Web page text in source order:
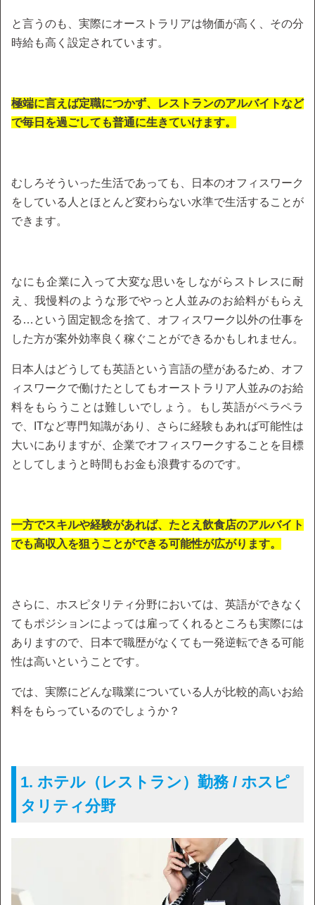
と言うのも、実際にオーストラリアは物価が高く、その分
時給も高く設定されています。
極端に言えば定職につかず、レストランのアルバイトなど
で毎日を過ごしても普通に生きていけます。
むしろそういった生活であっても、日本のオフィスワーク
をしている人とほとんど変わらない水準で生活することが
できます。
なにも企業に入って大変な思いをしながらストレスに耐
え、我慢料のような形でやっと人並みのお給料がもらえ
る…という固定観念を捨て、オフィスワーク以外の仕事を
した方が案外効率良く稼ぐことができるかもしれません。
日本人はどうしても英語という言語の壁があるため、オフ
ィスワークで働けたとしてもオーストラリア人並みのお給
料をもらうことは難しいでしょう。もし英語がペラペラ
で、ITなど専門知識があり、さらに経験もあれば可能性は
大いにありますが、企業でオフィスワークすることを目標
としてしまうと時間もお金も浪費するのです。
一方でスキルや経験があれば、たとえ飲食店のアルバイト
でも高収入を狙うことができる可能性が広がります。
さらに、ホスピタリティ分野においては、英語ができなく
てもポジションによっては雇ってくれるところも実際には
ありますので、日本で職歴がなくても一発逆転できる可能
性は高いということです。
では、実際にどんな職業についている人が比較的高いお給
料をもらっているのでしょうか？
1. ホテル（レストラン）勤務 / ホスピ
タリティ分野